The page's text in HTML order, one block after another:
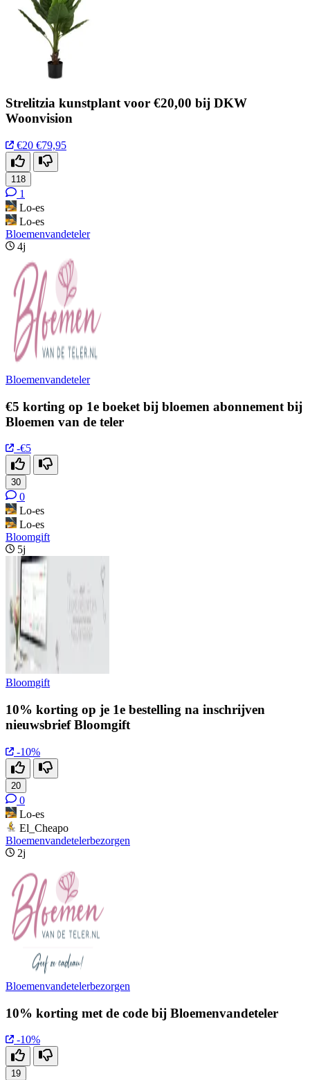
Strelitzia kunstplant voor €20,00 bij DKW
Woonvision
€20 €79,95
118
1
Lo-es
Lo-es
Bloemenvandeteler
4j
Bloemenvandeteler
€5 korting op 1e boeket bij bloemen abonnement bij
Bloemen van de teler
-€5
30
0
Lo-es
Lo-es
Bloomgift
5j
Bloomgift
10% korting op je 1e bestelling na inschrijven
nieuwsbrief Bloomgift
-10%
20
0
Lo-es
El_Cheapo
Bloemenvandetelerbezorgen
2j
Bloemenvandetelerbezorgen
10% korting met de code bij Bloemenvandeteler
-10%
19